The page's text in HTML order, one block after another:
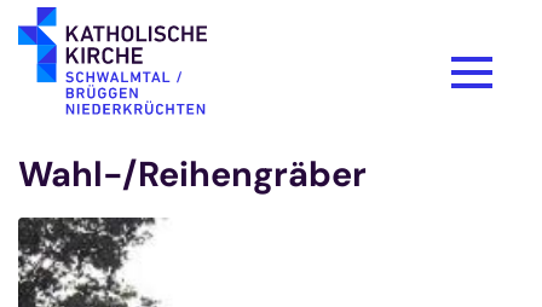
Zum Inhalt springen
Wahl-/Reihengräber